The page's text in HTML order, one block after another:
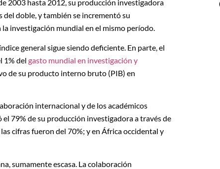
2003 hasta 2012, su producción investigadora
del doble, y también se incrementó su
investigación mundial en el mismo período.
general sigue siendo deficiente. En parte, el
1% del gasto mundial en investigación y
de su producto interno bruto (PIB) en
internacional y de los académicos
79% de su producción investigadora a través de
cifras fueron del 70%; y en África occidental y
sumamente escasa. La colaboración